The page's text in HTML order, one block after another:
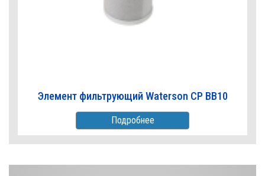
Элемент фильтрующий Waterson CP BB10
Подробнее